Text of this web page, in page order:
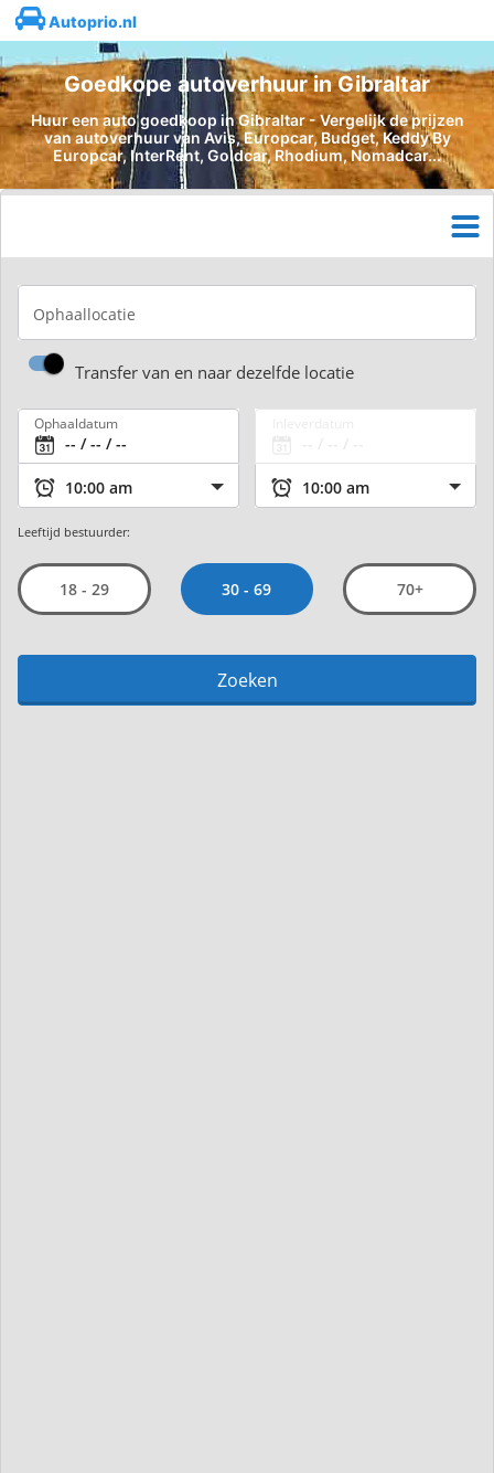
Autoprio.nl
Goedkope autoverhuur in Gibraltar
Huur een auto goedkoop in Gibraltar - Vergelijk de prijzen
van autoverhuur van Avis, Europcar, Budget, Keddy By
Europcar, InterRent, Goldcar, Rhodium, Nomadcar...
Ophaallocatie
Transfer van en naar dezelfde locatie
Ophaaldatum
Leeftijd bestuurder:
18 - 29 30 - 69 70+
Zoeken